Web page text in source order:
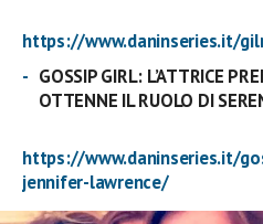
https://www.daninseries.it/
GOSSIP GIRL: L’ATTRICE
OTTENNE IL RUOLO DI
https://www.daninseries.it/
jennifer-lawrence/